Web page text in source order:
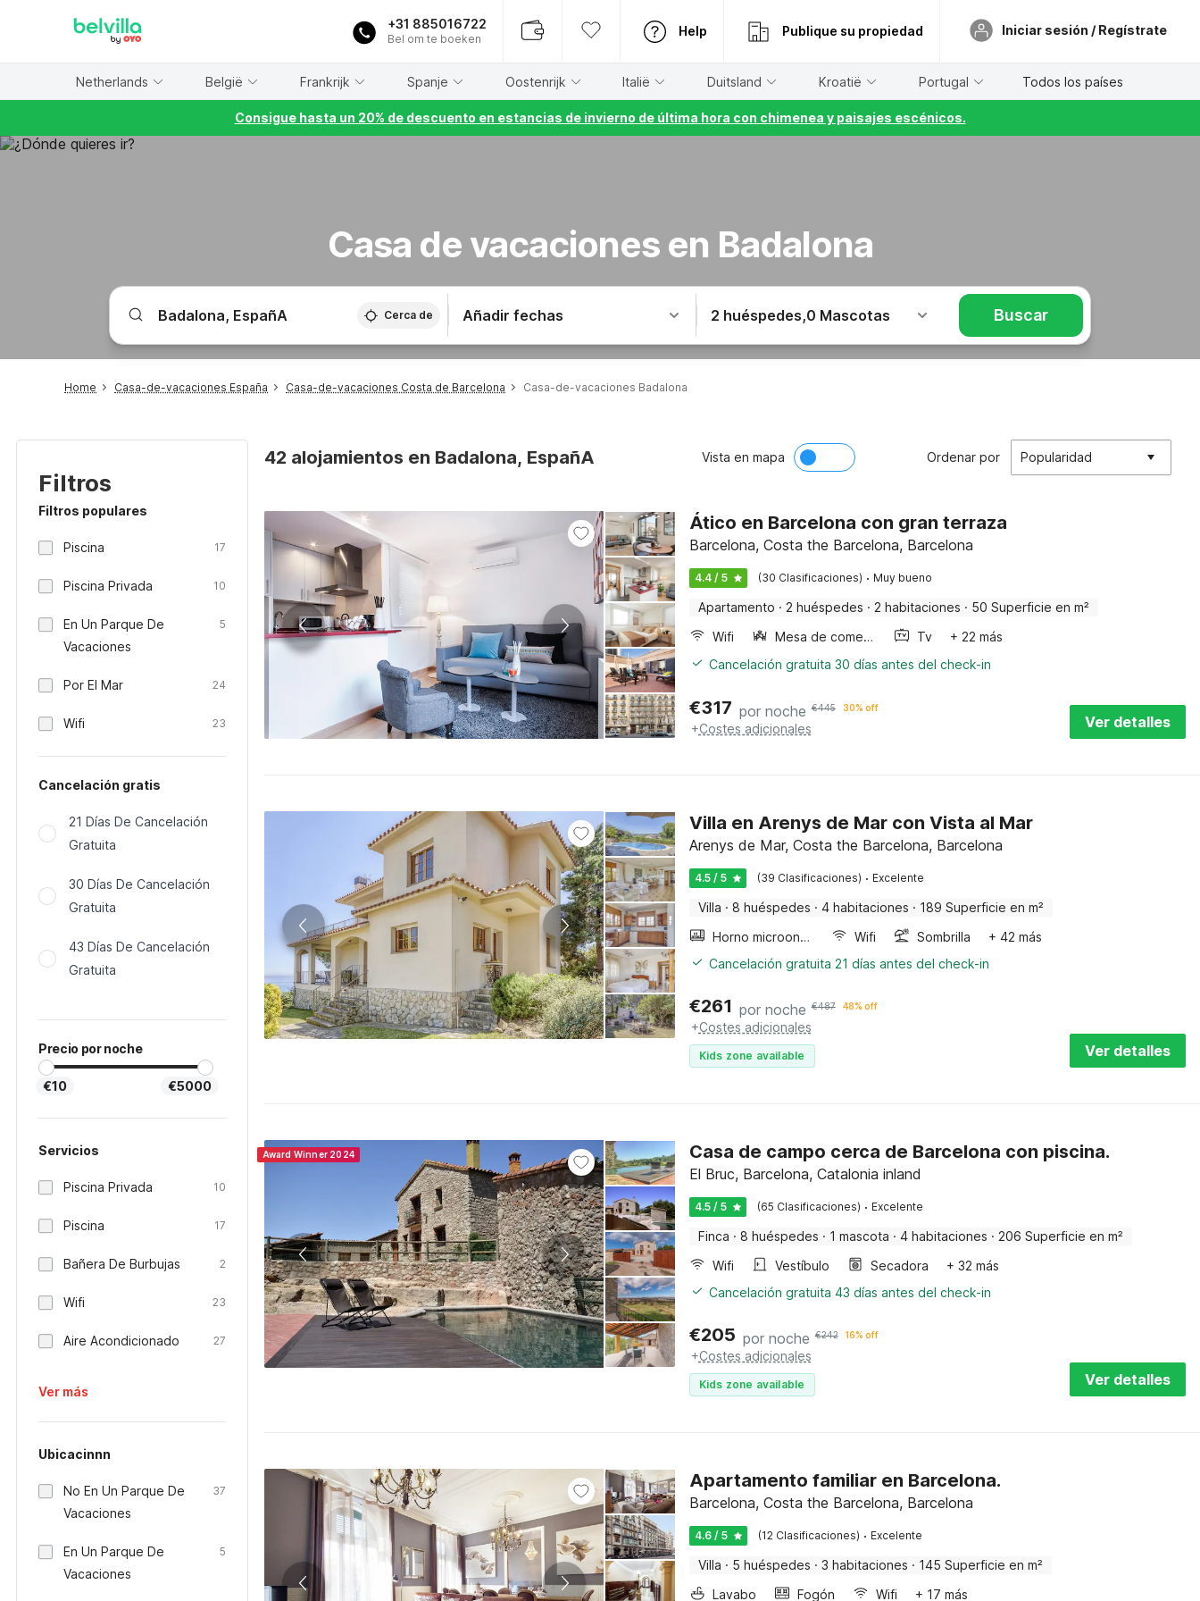
+31 885016722
Bel om te boeken
Help Publique su propiedad Iniciar sesión / Regístrate
Netherlands België Frankrijk Spanje Oostenrijk Italië Duitsland Kroatië Portugal Todos los países
Consigue hasta un 20% de descuento en estancias de invierno de última hora con chimenea y paisajes escénicos.
Casa de vacaciones en Badalona
Cerca de Añadir fechas 2 huéspedes,0 Mascotas Buscar
Home Casa-de-vacaciones España Casa-de-vacaciones Costa de Barcelona Casa-de-vacaciones Badalona
Filtros
Filtros populares
Piscina 17
Piscina Privada 10
En Un Parque De
Vacaciones
5
Por El Mar 24
Wifi 23
Cancelación gratis
21 Días De Cancelación
Gratuita
30 Días De Cancelación
Gratuita
43 Días De Cancelación
Gratuita
Precio por noche
€10 €5000
Servicios
Piscina Privada 10
Piscina 17
Bañera De Burbujas 2
Wifi 23
Aire Acondicionado 27
Ver más
Ubicacinnn
No En Un Parque De
Vacaciones
37
En Un Parque De
Vacaciones
5
42 alojamientos en Badalona, EspañA Vista en mapa Ordenar por Popularidad
Ático en Barcelona con gran terraza
Barcelona, Costa the Barcelona, Barcelona
4.4 / 5 (30 Clasificaciones) · Muy bueno
Apartamento · 2 huéspedes · 2 habitaciones · 50 Superficie en m²
Wifi
Mesa de comedor Tv
+ 22 más
Cancelación gratuita 30 días antes del check-in
€317 por noche €445 30% off
+Costes adicionales Ver detalles
Villa en Arenys de Mar con Vista al Mar
Arenys de Mar, Costa the Barcelona, Barcelona
4.5 / 5 (39 Clasificaciones) · Excelente
Villa · 8 huéspedes · 4 habitaciones · 189 Superficie en m²
Horno microondas
Wifi Sombrilla
+ 42 más
Cancelación gratuita 21 días antes del check-in
€261 por noche €487 48% off
+Costes adicionales
Kids zone available Ver detalles
Award Winner 2024 Casa de campo cerca de Barcelona con piscina.
El Bruc, Barcelona, Catalonia inland
4.5 / 5 (65 Clasificaciones) · Excelente
Finca · 8 huéspedes · 1 mascota · 4 habitaciones · 206 Superficie en m²
Wifi
Vestíbulo Secadora
+ 32 más
Cancelación gratuita 43 días antes del check-in
€205 por noche €242 16% off
+Costes adicionales
Kids zone available Ver detalles
Apartamento familiar en Barcelona.
Barcelona, Costa the Barcelona, Barcelona
4.6 / 5 (12 Clasificaciones) · Excelente
Villa · 5 huéspedes · 3 habitaciones · 145 Superficie en m²
Lavabo
Fogón Wifi + 17 más